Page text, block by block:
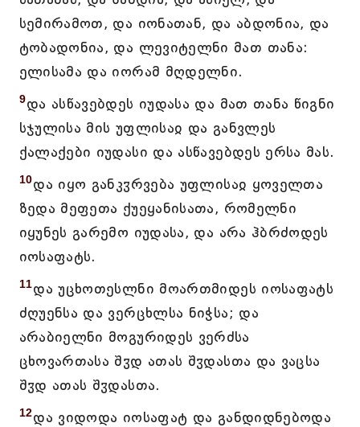
სემირამოთ, და იონათან, და აბდონია, და
ტობადონია, და ლევიტელნი მათ თანა:
ელისამა და იორამ მღდელნი.
9და ასწავებდეს იუდასა და მათ თანა წიგნი
სჯულისა მის უფლისაჲ და განვლეს
ქალაქები იუდასი და ასწავებდეს ერსა მას.
10და იყო განკჳრვება უფლისაჲ ყოველთა
ზედა მეფეთა ქუეყანისათა, რომელნი
იყუნეს გარემო იუდასა, და არა ჰბრძოდეს
იოსაფატს.
11და უცხოთესლნი მოართმიდეს იოსაფატს
ძღუენსა და ვერცხლსა ნიჭსა; და
არაბიელნი მოგურიდეს ვერძსა
ცხოვართასა შჳდ ათას შჳდასთა და ვაცსა
შჳდ ათას შჳდასთა.
12და ვიდოდა იოსაფატ და განდიდნებოდა